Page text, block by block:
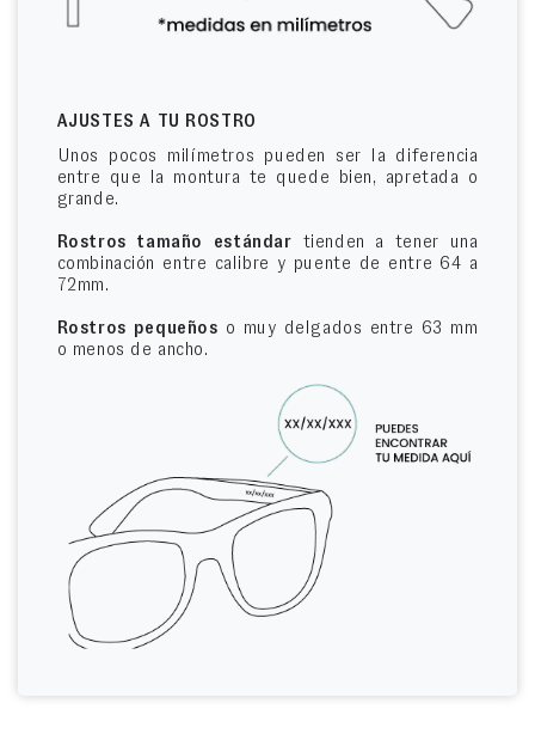
AJUSTES A TU ROSTRO
Unos pocos milímetros pueden ser la diferencia
entre que la montura te quede bien, apretada o
grande.
Rostros tamaño estándar tienden a tener una
combinación entre calibre y puente de entre 64 a
72mm.
Rostros pequeños o muy delgados entre 63 mm
o menos de ancho.